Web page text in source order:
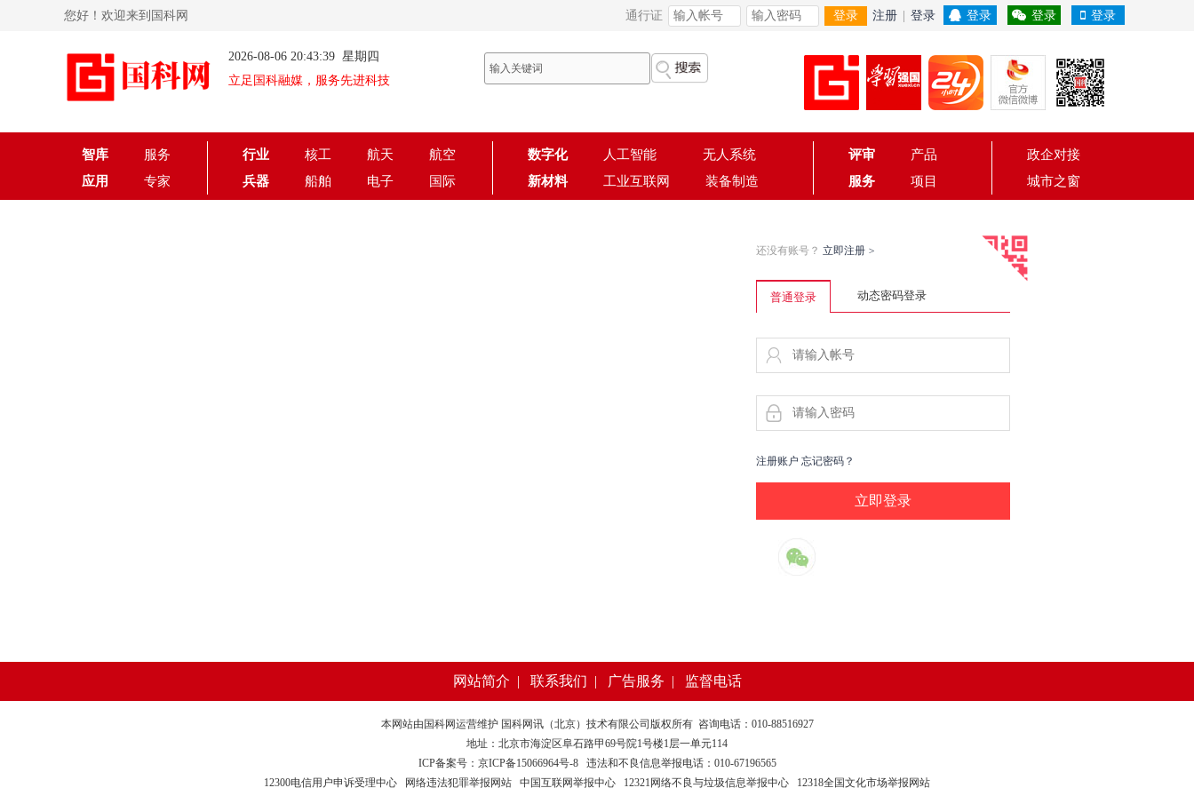
您好！欢迎来到国科网 通行证 登录 注册 登录 登录 登录 登录
2026-08-06 20:43:39 星期四
立足国科融媒，服务先进科技
智库
服务
应用
专家
行业 核工 航天
航空
兵器
船舶 电子 国际
数字化 人工智能
无人系统
新材料
工业互联网 装备制造
评审
产品
服务
项目
政企对接
城市之窗
还没有账号？ 立即注册 >
普通登录 动态密码登录
注册账户 忘记密码？
网站简介 | 联系我们 | 广告服务 | 监督电话
本网站由 国科网运营维护 国科网讯（北京）技术有限公司版权所有 咨询电话：010-88516927
地址：北京市海淀区阜石路甲69号院1号楼1层一单元114
ICP备案号：京ICP备15066964号-8违法和不良信息举报电话：010-67196565
12300电信用户申诉受理中心
网络违法犯罪举报网站 中国互联网举报中心 12321网络不良与垃圾信息举报中心 12318全国文化市场举报网站